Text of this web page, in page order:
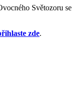
Světozoru se
zde.